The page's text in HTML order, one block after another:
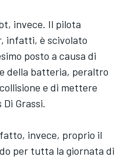
invece. Il pilota
infatti, è scivolato
posto a causa di
della batteria, peraltro
e di mettere
Grassi.
invece, proprio il
per tutta la giornata di